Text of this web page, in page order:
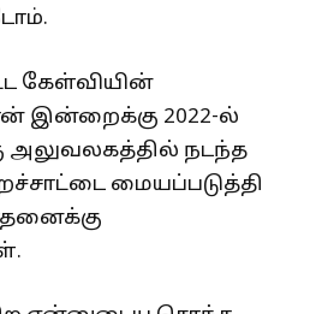
கேள்வியின்
இன்றைக்கு 2022-ல்
அலுவலகத்தில் நடந்த
மையப்படுத்தி